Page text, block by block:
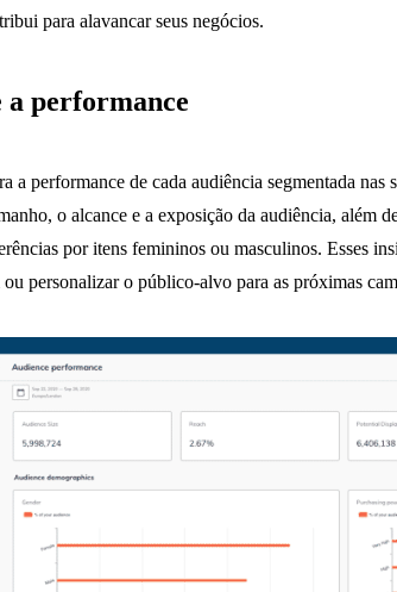
para alavancar seus negócios.
a performance
a performance de cada audiência segmentada nas
o alcance e a exposição da audiência, além
por itens femininos ou masculinos. Esses
personalizar o público-alvo para as próximas